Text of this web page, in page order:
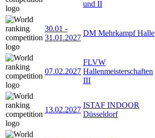
und II
30.01 -
31.01.2027
DM Mehrkampf Halle
07.02.2027
FLVW
Hallenmeisterschaften
III
13.02.2027
ISTAF INDOOR
Düsseldorf